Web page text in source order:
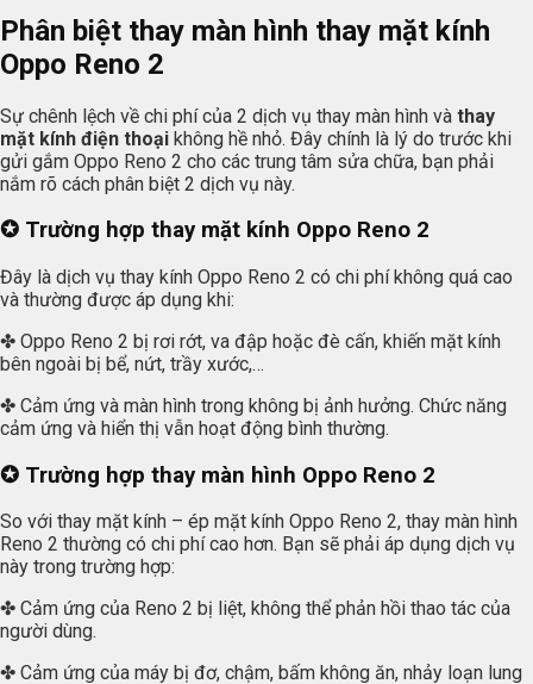
Phân biệt thay màn hình thay mặt kính
Oppo Reno 2
Sự chênh lệch về chi phí của 2 dịch vụ thay màn hình và thay
mặt kính điện thoại không hề nhỏ. Đây chính là lý do trước khi
gửi gắm Oppo Reno 2 cho các trung tâm sửa chữa, bạn phải
nắm rõ cách phân biệt 2 dịch vụ này.
✪ Trường hợp thay mặt kính Oppo Reno 2
Đây là dịch vụ thay kính Oppo Reno 2 có chi phí không quá cao
và thường được áp dụng khi:
✤ Oppo Reno 2 bị rơi rớt, va đập hoặc đè cấn, khiến mặt kính
bên ngoài bị bể, nứt, trầy xước,…
✤ Cảm ứng và màn hình trong không bị ảnh hưởng. Chức năng
cảm ứng và hiển thị vẫn hoạt động bình thường.
✪ Trường hợp thay màn hình Oppo Reno 2
So với thay mặt kính – ép mặt kính Oppo Reno 2, thay màn hình
Reno 2 thường có chi phí cao hơn. Bạn sẽ phải áp dụng dịch vụ
này trong trường hợp:
✤ Cảm ứng của Reno 2 bị liệt, không thể phản hồi thao tác của
người dùng.
✤ Cảm ứng của máy bị đơ, chậm, bấm không ăn, nhảy loạn lung